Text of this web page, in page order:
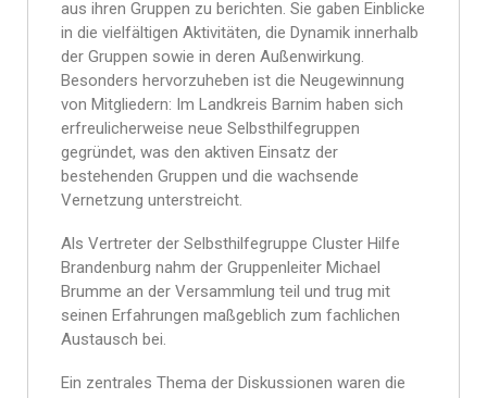
aus ihren Gruppen zu berichten. Sie gaben Einblicke
in die vielfältigen Aktivitäten, die Dynamik innerhalb
der Gruppen sowie in deren Außenwirkung.
Besonders hervorzuheben ist die Neugewinnung
von Mitgliedern: Im Landkreis Barnim haben sich
erfreulicherweise neue Selbsthilfegruppen
gegründet, was den aktiven Einsatz der
bestehenden Gruppen und die wachsende
Vernetzung unterstreicht.
Als Vertreter der Selbsthilfegruppe Cluster Hilfe
Brandenburg nahm der Gruppenleiter Michael
Brumme an der Versammlung teil und trug mit
seinen Erfahrungen maßgeblich zum fachlichen
Austausch bei.
Ein zentrales Thema der Diskussionen waren die